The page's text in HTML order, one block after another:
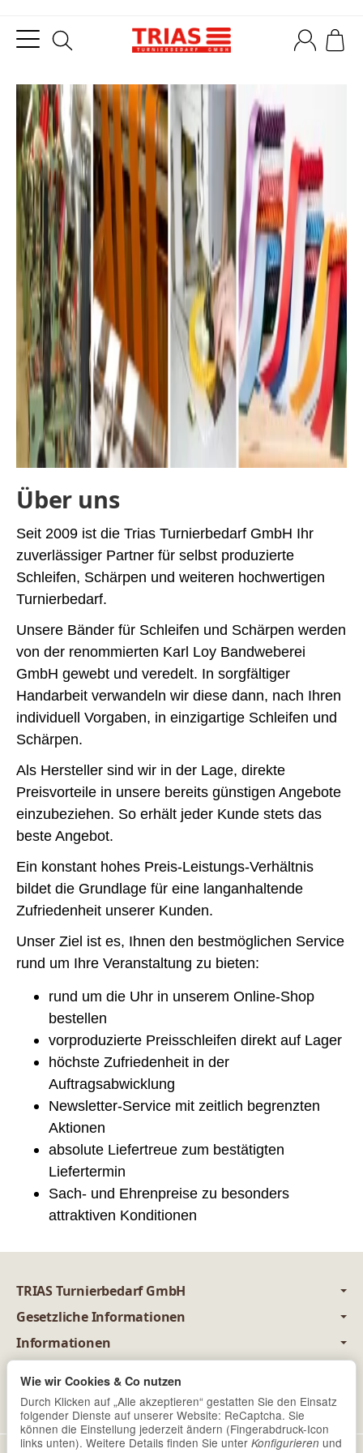
Über uns
Seit 2009 ist die Trias Turnierbedarf GmbH Ihr
zuverlässiger Partner für selbst produzierte
Schleifen, Schärpen und weiteren hochwertigen
Turnierbedarf.
Unsere Bänder für Schleifen und Schärpen werden
von der renommierten Karl Loy Bandweberei
GmbH gewebt und veredelt. In sorgfältiger
Handarbeit verwandeln wir diese dann, nach Ihren
individuell Vorgaben, in einzigartige Schleifen und
Schärpen.
Als Hersteller sind wir in der Lage, direkte
Preisvorteile in unsere bereits günstigen Angebote
einzubeziehen. So erhält jeder Kunde stets das
beste Angebot.
Ein konstant hohes Preis-Leistungs-Verhältnis
bildet die Grundlage für eine langanhaltende
Zufriedenheit unserer Kunden.
Unser Ziel ist es, Ihnen den bestmöglichen Service
rund um Ihre Veranstaltung zu bieten:
rund um die Uhr in unserem Online-Shop
bestellen
vorproduzierte Preisschleifen direkt auf Lager
höchste Zufriedenheit in der
Auftragsabwicklung
Newsletter-Service mit zeitlich begrenzten
Aktionen
absolute Liefertreue zum bestätigten
Liefertermin
Sach- und Ehrenpreise zu besonders
attraktiven Konditionen
TRIAS Turnierbedarf GmbH
Gesetzliche Informationen
Informationen
Newsletter Abonnieren
Wie wir Cookies & Co nutzen
Durch Klicken auf „Alle akzeptieren“ gestatten Sie den Einsatz
folgender Dienste auf unserer Website: ReCaptcha. Sie
können die Einstellung jederzeit ändern (Fingerabdruck-Icon
links unten). Weitere Details finden Sie unter Konfigurieren und